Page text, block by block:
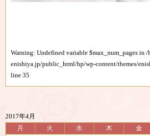
Warning: Undefined variable $max_num_pages in/
enishiya.jp/public_html/hp/wp-content/themes/
line35
2017年4月
月
火 水 木 金